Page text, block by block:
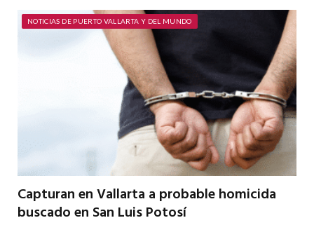
NOTICIAS DE PUERTO VALLARTA Y DEL MUNDO
Capturan en Vallarta a probable homicida
buscado en San Luis Potosí